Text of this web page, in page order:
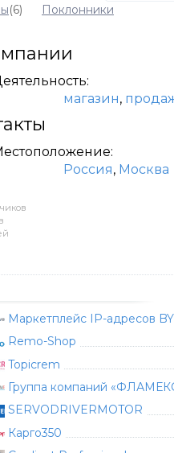
Маркетплейс IP-адресов
Remo-Shop
Topicrem
Группа компаний
SERVODRIVERMOTOR
Карго350
(6) Поклонники
магазин,
Россия, Москва